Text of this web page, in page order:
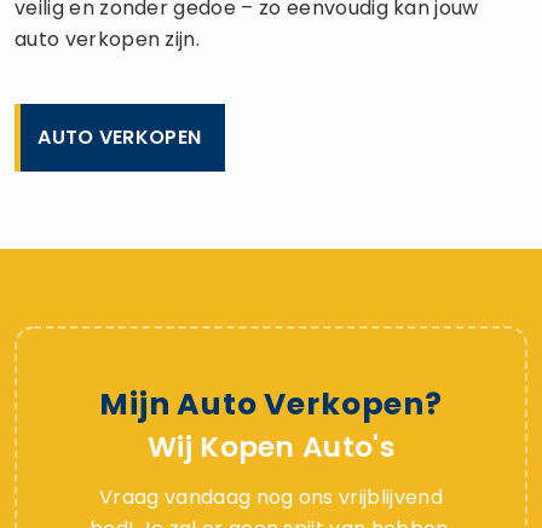
veilig en zonder gedoe – zo eenvoudig kan jouw
auto verkopen zijn.
AUTO VERKOPEN
Mijn Auto Verkopen?
Wij Kopen Auto's
Vraag vandaag nog ons vrijblijvend